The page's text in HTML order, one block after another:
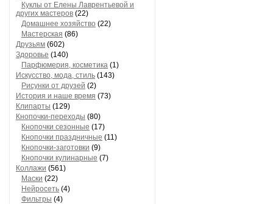
Куклы от Елены Лаврентьевой и
других мастеров (22)
Домашнее хозяйство (22)
Мастерская (86)
Друзьям (602)
Здоровье (140)
Парфюмерия, косметика (1)
Искусство, мода, стиль (143)
Рисунки от друзей (2)
История и наше время (73)
Клипарты (129)
Кнопочки-переходы (80)
Кнопочки сезонные (17)
Кнопочки праздничные (11)
Кнопочки-заготовки (9)
Кнопочки кулинарные (7)
Коллажи (561)
Маски (22)
Нейросеть (4)
Фильтры (4)